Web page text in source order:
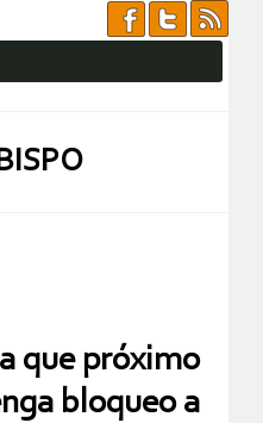
que próximo
bloqueo a